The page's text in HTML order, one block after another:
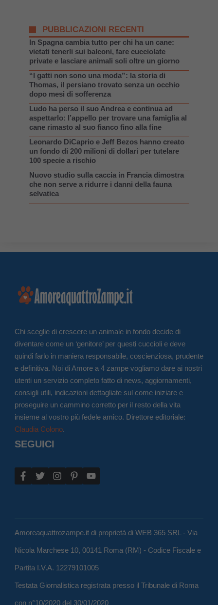
PUBBLICAZIONI RECENTI
In Spagna cambia tutto per chi ha un cane:
vietati tenerli sui balconi, fare cucciolate
private e lasciare animali soli oltre un giorno
“I gatti non sono una moda”: la storia di
Thomas, il persiano trovato senza un occhio
dopo mesi di sofferenza
Ludo ha perso il suo Andrea e continua ad
aspettarlo: l’appello per trovare una famiglia al
cane rimasto al suo fianco fino alla fine
Leonardo DiCaprio e Jeff Bezos hanno creato
un fondo di 200 milioni di dollari per tutelare
100 specie a rischio
Nuovo studio sulla caccia in Francia dimostra
che non serve a ridurre i danni della fauna
selvatica
Chi sceglie di crescere un animale in fondo decide di
diventare come un ‘genitore’ per questi cuccioli e deve
quindi farlo in maniera responsabile, coscienziosa, prudente
e definitiva. Noi di Amore a 4 zampe vogliamo dare ai nostri
utenti un servizio completo fatto di news, aggiornamenti,
consigli utili, indicazioni dettagliate sul come iniziare e
proseguire un cammino corretto per il resto della vita
insieme al vostro più fedele amico. Direttore editoriale:
Claudia Colono.
SEGUICI
Amoreaquattrozampe.it di proprietà di WEB 365 SRL - Via
Nicola Marchese 10, 00141 Roma (RM) - Codice Fiscale e
Partita I.V.A. 12279101005
Testata Giornalistica registrata presso il Tribunale di Roma
con n°10/2020 del 30/01/2020